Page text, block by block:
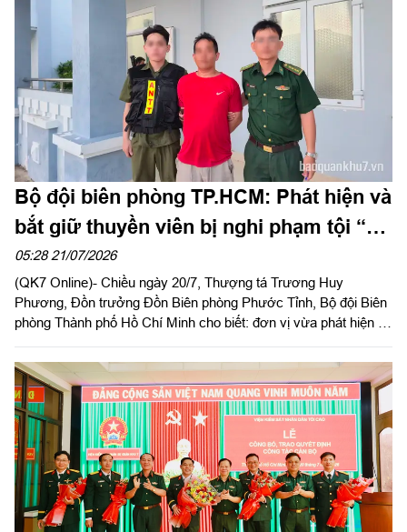
Bộ đội biên phòng TP.HCM: Phát hiện và
bắt giữ thuyền viên bị nghi phạm tội “cố
ý gây thương tích”
05:28 21/07/2026
(QK7 Online)- Chiều ngày 20/7, Thượng tá Trương Huy
Phương, Đồn trưởng Đồn Biên phòng Phước Tỉnh, Bộ đội Biên
phòng Thành phố Hồ Chí Minh cho biết: đơn vị vừa phát hiện và
HKTT: xã Long Hải, thành phố Hồ Chí Minh đang làm việc trên
tàu cá BV 950xx TS) là người có Quyết định truy tìm người của
Cơ quan Cảnh sát điều tra Công an Thành phố Hồ Chí Minh bị
nghi thực hiện phạm tội “Cố ý gây thương tích”.